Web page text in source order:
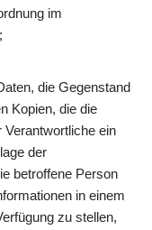
im
die Gegenstand
Kopien, die die
Verantwortliche ein
der
betroffene Person
in einem
zu stellen,